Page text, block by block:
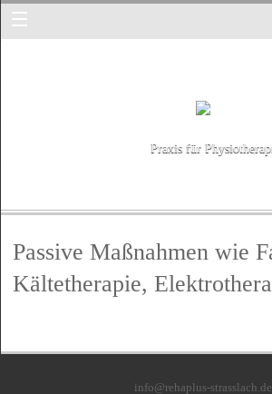
Praxis für
Passive Maßnahmen wie
Kältetherapie,
info@rehaplus-strasslach.de